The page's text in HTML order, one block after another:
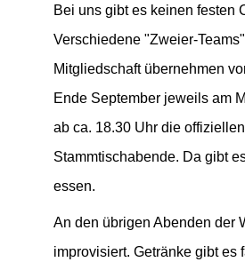
Bei uns gibt es keinen festen
Verschiedene "Zweier-
Mitgliedschaft übernehmen
Ende September jeweils am
ab ca. 18.30 Uhr die offiziellen
Stammtischabende. Da gibt
essen.
An den übrigen Abenden der
improvisiert. Getränke gibt es